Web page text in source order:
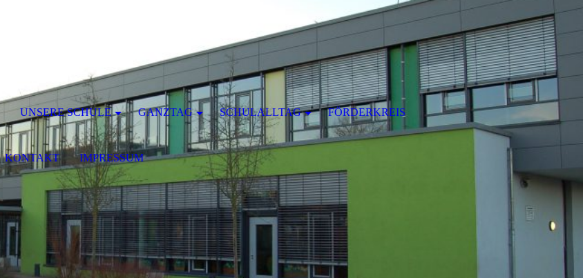
UNSERE SCHULE GANZTAG SCHULALLTAG FÖRDERKREIS
KONTAKT IMPRESSUM